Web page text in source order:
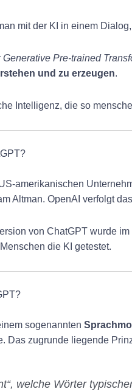
mit der KI in einem
Generative Pre-trained
und zu erzeugen.
Intelligenz, die so
amerikanischen
Altman. OpenAI verfolgt
von ChatGPT wurde im
die KI getestet.
sogenannten
Das zugrunde liegende
welche Wörter